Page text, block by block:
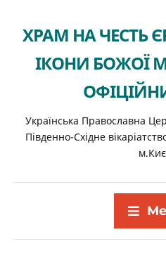
ХРАМ НА ЧЕСТЬ
ІКОНИ БОЖОЇ
Українська Православна
Південно-Східне